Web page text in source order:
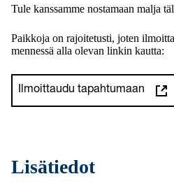
Tule kanssamme nostamaan malja
Paikkoja on rajoitetusti, joten
mennessä alla olevan linkin kautta:
Ilmoittaudu tapahtumaan
Lisätiedot